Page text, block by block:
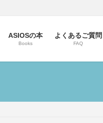
ASIOSの本
Books
よくあるご質問
FAQ